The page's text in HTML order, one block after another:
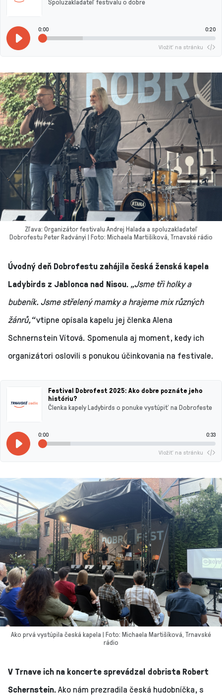
0:00 0:20
Vložiť na stránku
Zľava: Organizátor festivalu Andrej Halada a spoluzakladateľ
Dobrofestu Peter Radványi | Foto: Michaela Martišíková, Trnavské rádio
Úvodný deň Dobrofestu zahájila česká ženská kapela
Ladybirds z Jablonca nad Nisou. „Jsme tři holky a
bubeník. Jsme střelený mamky a hrajeme mix různých
žánrů,“vtipne opísala kapelu jej členka Alena
Schnernstein Vítová. Spomenula aj moment, kedy ich
organizátori oslovili s ponukou účinkovania na festivale.
Festival Dobrofest 2025: Ako dobre poznáte jeho
históriu?
Členka kapely Ladybirds o ponuke vystúpiť na Dobrofeste
0:00 0:33
Vložiť na stránku
Ako prvá vystúpila česká kapela | Foto: Michaela Martišíková, Trnavské
rádio
V Trnave ich na koncerte sprevádzal dobrista Robert
Schernstein.Ako nám prezradila česká hudobníčka, s